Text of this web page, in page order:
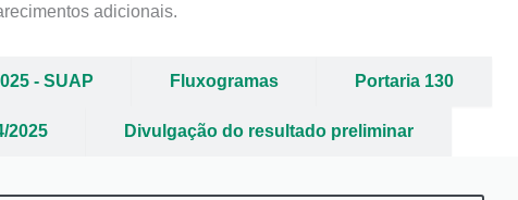
adicionais.
- SUAP Fluxogramas Portaria 130
2025 Divulgação do resultado preliminar